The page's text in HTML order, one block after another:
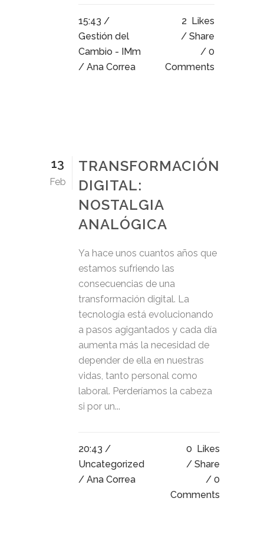
15:43 /
Gestión del
Cambio - IMm
/ Ana Correa
2 Likes
Share
0
Comments
13
Feb
TRANSFORMACIÓN
DIGITAL:
NOSTALGIA
ANALÓGICA
Ya hace unos cuantos años que
estamos sufriendo las
consecuencias de una
transformación digital. La
tecnología está evolucionando
a pasos agigantados y cada día
aumenta más la necesidad de
depender de ella en nuestras
vidas, tanto personal como
laboral. Perderíamos la cabeza
si por un...
20:43 /
Uncategorized
/ Ana Correa
0 Likes
Share
0
Comments